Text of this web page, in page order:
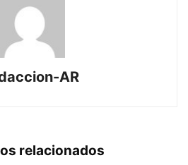
AR
relacionados